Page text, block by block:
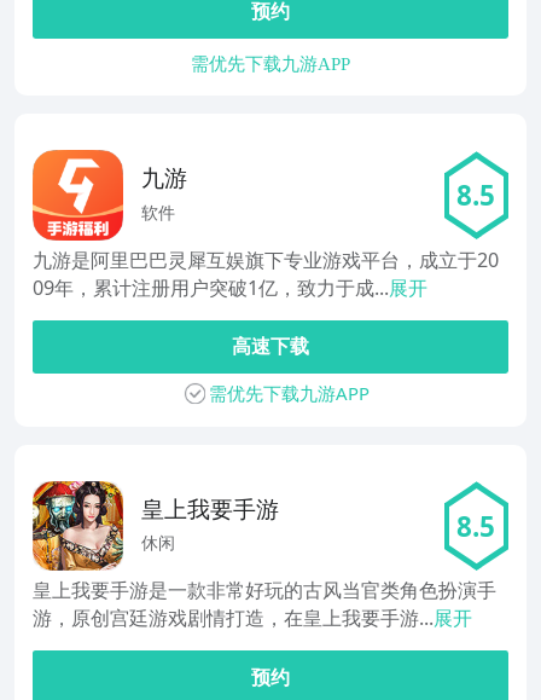
预约
需优先下载九游APP
九游
软件 8.5
九游是阿里巴巴灵犀互娱旗下专业游戏平台，成立于20
09年，累计注册用户突破1亿，致力于成...展开
高速下载
需优先下载九游APP
皇上我要手游
休闲 8.5
皇上我要手游是一款非常好玩的古风当官类角色扮演手
游，原创宫廷游戏剧情打造，在皇上我要手游...展开
预约